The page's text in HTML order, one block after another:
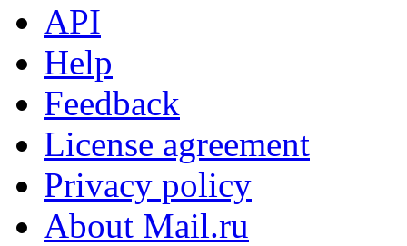
API
Help
Feedback
License agreement
Privacy policy
About Mail.ru